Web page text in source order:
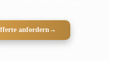
anfordern→